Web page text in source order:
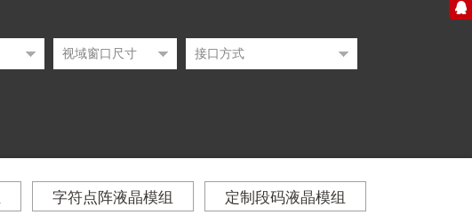
字符点阵液晶模组 定制段码液晶模组